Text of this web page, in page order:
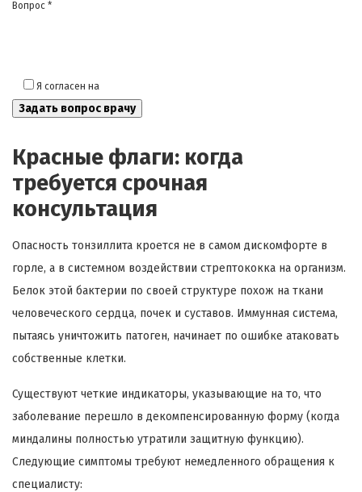
Вопрос *
Я согласен на
Красные флаги: когда
требуется срочная
консультация
Опасность тонзиллита кроется не в самом дискомфорте в
горле, а в системном воздействии стрептококка на организм.
Белок этой бактерии по своей структуре похож на ткани
человеческого сердца, почек и суставов. Иммунная система,
пытаясь уничтожить патоген, начинает по ошибке атаковать
собственные клетки.
Существуют четкие индикаторы, указывающие на то, что
заболевание перешло в декомпенсированную форму (когда
миндалины полностью утратили защитную функцию).
Следующие симптомы требуют немедленного обращения к
специалисту: